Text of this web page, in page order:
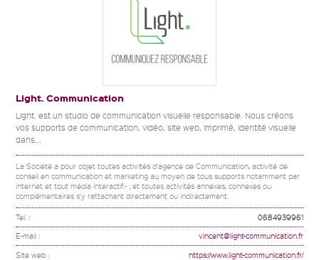
Light. Communication
Light. est un studio de communication visuelle responsable. Nous créons
vos supports de communication, vidéo, site web, imprimé, identité visuelle
dans...
La Société a pour objet toutes activités d'agence de Communication, activité de
conseil en communication et marketing au moyen de tous supports notamment par
internet et tout média interactif.- ; et toutes activités annexes, connexes ou
complémentaires s'y rattachant directement ou indirectement.
Tel. : 0684939961
E-mail : vincent@light-communication.fr
Site web : https://www.light-communication.fr/